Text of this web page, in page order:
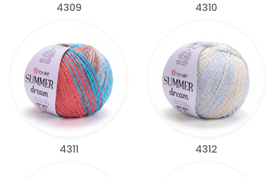
4309 4310
4311 4312